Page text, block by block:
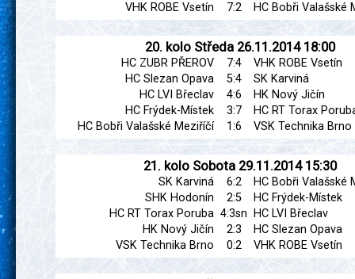
VHK ROBE Vsetín
7:2 HC Bobři Valašské
20. kolo Středa 26.11.2014 18:00
HC ZUBR PŘEROV 7:4
VHK ROBE Vsetín
HC Slezan Opava
5:4
SK Karviná
HC LVI Břeclav
4:6
HK Nový Jičín
HC Frýdek-Místek
3:7
HC RT Torax
HC Bobři Valašské Meziříčí
1:6 VSK Technika Brno
21. kolo Sobota 29.11.2014 15:30
SK Karviná 6:2
HC Bobři Valašské
SHK Hodonín
2:5
HC Frýdek-Místek
HC RT Torax Poruba 4:3sn
HC LVI Břeclav
HK Nový Jičín
2:3
HC Slezan Opava
VSK Technika Brno
0:2 VHK ROBE Vsetín